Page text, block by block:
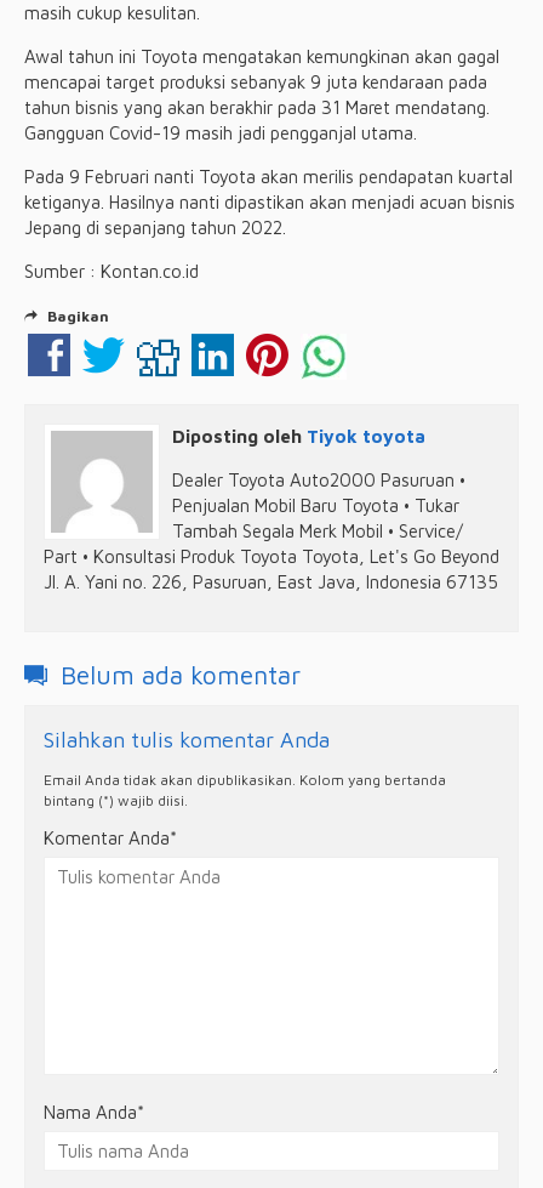
masih cukup kesulitan.
Awal tahun ini Toyota mengatakan kemungkinan akan gagal
mencapai target produksi sebanyak 9 juta kendaraan pada
tahun bisnis yang akan berakhir pada 31 Maret mendatang.
Gangguan Covid-19 masih jadi pengganjal utama.
Pada 9 Februari nanti Toyota akan merilis pendapatan kuartal
ketiganya. Hasilnya nanti dipastikan akan menjadi acuan bisnis
Jepang di sepanjang tahun 2022.
Sumber : Kontan.co.id
Bagikan
Diposting oleh Tiyok toyota
Dealer Toyota Auto2000 Pasuruan •
Penjualan Mobil Baru Toyota • Tukar
Tambah Segala Merk Mobil • Service/
Part • Konsultasi Produk Toyota Toyota, Let's Go Beyond
Jl. A. Yani no. 226, Pasuruan, East Java, Indonesia 67135
Belum ada komentar
Silahkan tulis komentar Anda
Email Anda tidak akan dipublikasikan. Kolom yang bertanda
bintang (*) wajib diisi.
Komentar Anda*
Nama Anda*